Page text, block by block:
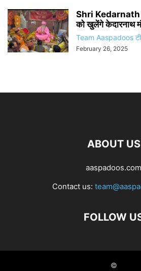
Shri Kedarnath
को खुलेंगे केदारनाथ
Team Aaspadoos
February 26, 2025
ABOUT US
aaspadoos.com
Contact us:
FOLLOW
©